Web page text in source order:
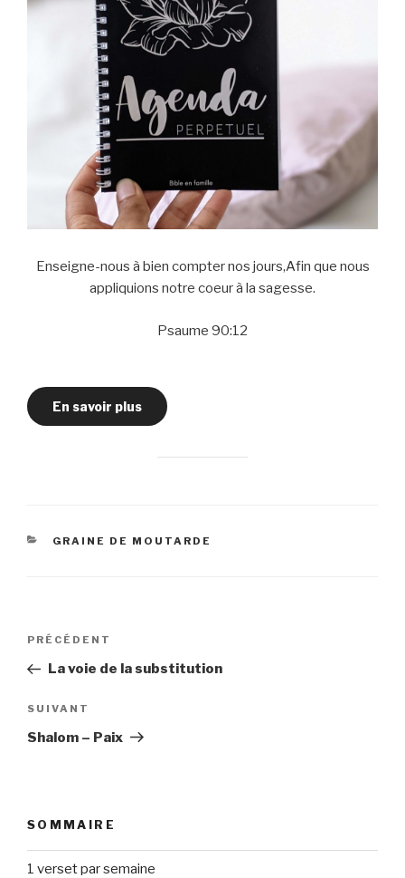
Enseigne-nous à bien compter nos jours,Afin que nous
appliquions notre coeur à la sagesse.
Psaume 90:12
En savoir plus
CATÉGORIES
GRAINE DE MOUTARDE
Navigation
l’article
Article
précédent
PRÉCÉDENT
La voie de la substitution
Article
suivant
SUIVANT
Shalom – Paix
SOMMAIRE
1 verset par semaine